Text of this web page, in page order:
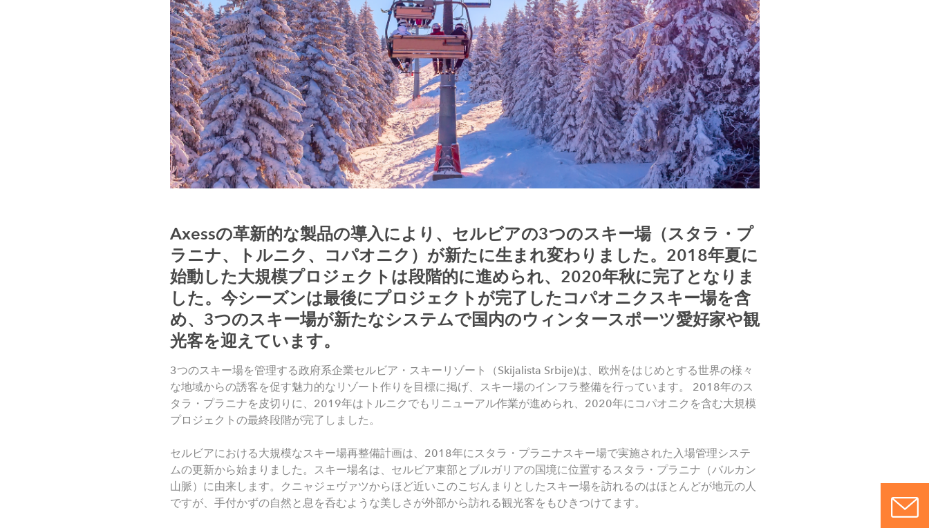
Axessの革新的な製品の導入により、セルビアの3つのスキー場（スタラ・プ
ラニナ、トルニク、コパオニク）が新たに生まれ変わりました。2018年夏に
始動した大規模プロジェクトは段階的に進められ、2020年秋に完了となりま
した。今シーズンは最後にプロジェクトが完了したコパオニクスキー場を含
め、3つのスキー場が新たなシステムで国内のウィンタースポーツ愛好家や観
光客を迎えています。
3つのスキー場を管理する政府系企業セルビア・スキーリゾート（Skijalista Srbije)は、欧州をはじめとする世界の様々
な地域からの誘客を促す魅力的なリゾート作りを目標に掲げ、スキー場のインフラ整備を行っています。 2018年のス
タラ・プラニナを皮切りに、2019年はトルニクでもリニューアル作業が進められ、2020年にコパオニクを含む大規模
プロジェクトの最終段階が完了しました。
セルビアにおける大規模なスキー場再整備計画は、2018年にスタラ・プラニナスキー場で実施された入場管理システ
ムの更新から始まりました。スキー場名は、セルビア東部とブルガリアの国境に位置するスタラ・プラニナ（バルカン
山脈）に由来します。クニャジェヴァツからほど近いこのこぢんまりとしたスキー場を訪れるのはほとんどが地元の人
ですが、手付かずの自然と息を呑むような美しさが外部から訪れる観光客をもひきつけてます。